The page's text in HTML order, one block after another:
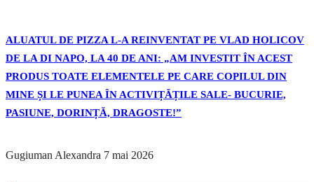
ALUATUL DE PIZZA L-A REINVENTAT PE VLAD HOLICOV
DE LA DI NAPO, LA 40 DE ANI: „AM INVESTIT ÎN ACEST
PRODUS TOATE ELEMENTELE PE CARE COPILUL DIN
MINE ȘI LE PUNEA ÎN ACTIVIȚĂȚILE SALE- BUCURIE,
PASIUNE, DORINȚĂ, DRAGOSTE!”
Gugiuman Alexandra 7 mai 2026